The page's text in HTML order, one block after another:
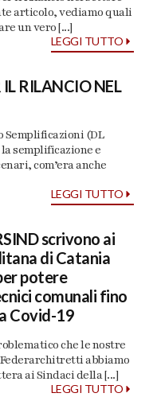
articolo, vediamo quali
un vero [...]
LEGGI TUTTO
RILANCIO NEL
Semplificazioni (DL
semplificazione e
com’era anche
LEGGI TUTTO
scrivono ai
di Catania
potere
comunali fino
Covid-19
che le nostre
abbiamo
ai Sindaci della [...]
LEGGI TUTTO